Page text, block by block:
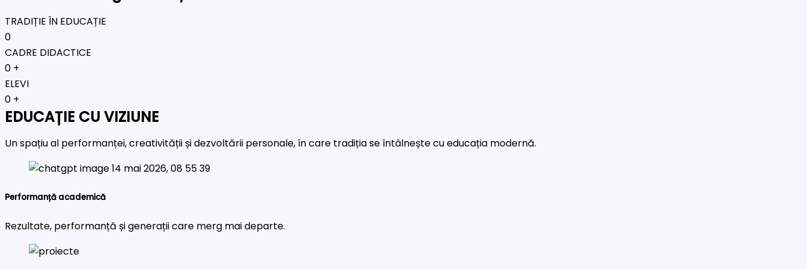
TRADIȚIE ÎN EDUCAȚIE
0
CADRE DIDACTICE
0 +
ELEVI
0 +
EDUCAȚIE CU VIZIUNE
Un spațiu al performanței, creativității și dezvoltării personale, în care tradiția se întâlnește cu educația modernă.
Performanță academică
Rezultate, performanță și generații care merg mai departe.